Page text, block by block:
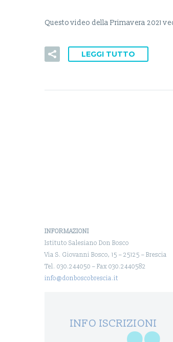
Questo video della Primavera 2021
LEGGI TUTTO
INFORMAZIONI
Istituto Salesiano Don Bosco
Via S. Giovanni Bosco, 15 – 25125 – Brescia
Tel. 030.244050 – Fax 030.2440582
info@donboscobrescia.it
INFO ISCRIZIONI